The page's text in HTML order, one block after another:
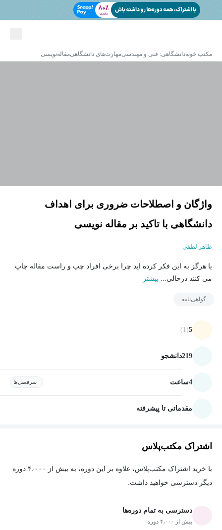
مکتب خونهدانشگاهی: فنی و مهندسیمهارت‌های دانشگاهیمقاله‌نویسی
واژگان و اصطلاحات ضروری برای اهداف
دانشگاهی با تاکید بر مقاله نویسی
طاهر لطفی
یا هرگز به این فکر کرده اید چرا برخی افراد چپ و راست مقاله چاپ
می کنند درحالی... بیشتر
گواهی‌نامه
5
(1)
219دانشجو
4ساعت سرفصل‌ها
مقدماتی تا پیشرفته
اشتراک مکتب‌پلاس
با خرید اشتراک مکتب‌پلاس، علاوه بر این دوره، به بیش از ۴،۰۰۰ دوره
دیگر دسترسی خواهید داشت.
دسترسی به تمام دوره‌ها
بیش از ۴،۰۰۰ دوره